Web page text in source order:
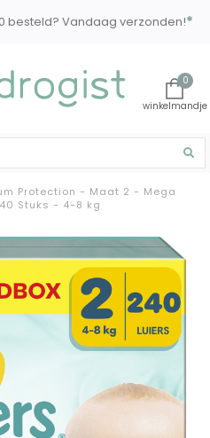
besteld? Vandaag verzonden!*
0
Protection - Maat 2 - Mega
Stuks - 4-8 kg